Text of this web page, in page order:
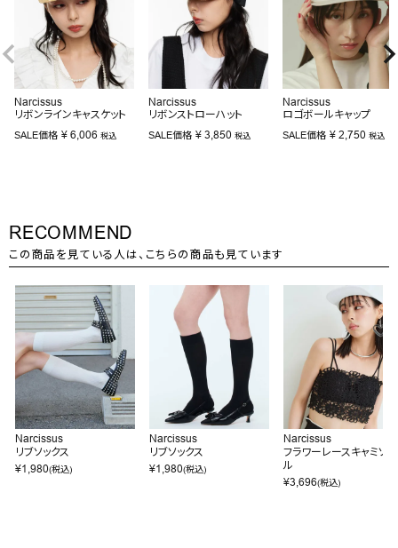
Narcissus
リボンラインキャスケット
SALE価格 ¥ 6,006 税込
Narcissus
リボンストローハット
SALE価格 ¥ 3,850 税込
Narcissus
ロゴボールキャップ
SALE価格 ¥ 2,750 税込
RECOMMEND
この商品を見ている人は、こちらの商品も見ています
Narcissus
リブソックス
¥1,980(税込)
Narcissus
リブソックス
¥1,980(税込)
Narcissus
フラワーレースキャミソー
ル
¥3,696(税込)